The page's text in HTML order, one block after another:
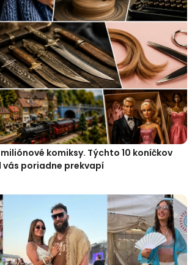
komiksy. Týchto 10 koníčkov
vás poriadne prekvapí